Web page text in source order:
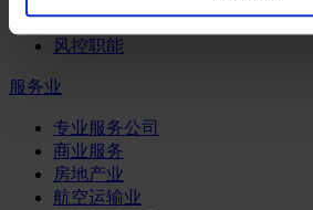
零售金融服务
风控职能
服务业
专业服务公司
商业服务
房地产业
航空运输业